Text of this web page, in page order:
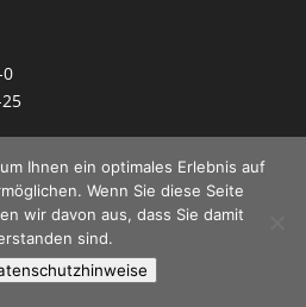
Ihnen ein optimales Erlebnis auf
Wenn Sie diese Seite
wir davon aus, dass Sie damit
sind.